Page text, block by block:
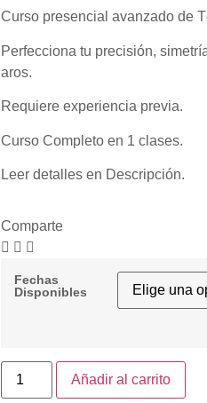
Curso presencial avanzado de
Perfecciona tu precisión,
aros.
Requiere experiencia previa.⠀
Curso Completo en 1 clases.
Leer detalles en Descripción.
Comparte
Fechas
Disponibles
Añadir al carrito